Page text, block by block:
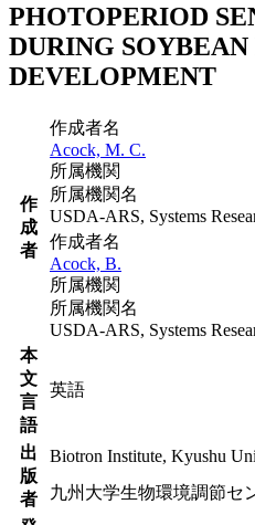
PHOTOPERIOD
DURING
DEVELOPMENT
作
成
者
作成者名
Acock, M. C.
所属機関
所属機関名
USDA-ARS, Systems
作成者名
Acock, B.
所属機関
所属機関名
USDA-ARS, Systems
本
文
言
語
英語
出
版
者
Biotron Institute, Kyushu
九州大学生物環境調節セ